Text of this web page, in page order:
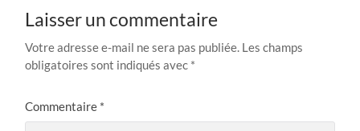
Laisser un commentaire
Votre adresse e-mail ne sera pas publiée. Les champs
obligatoires sont indiqués avec *
Commentaire *